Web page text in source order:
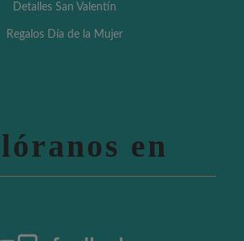
Detalles San Valentín
Regalos Día de la Mujer
en